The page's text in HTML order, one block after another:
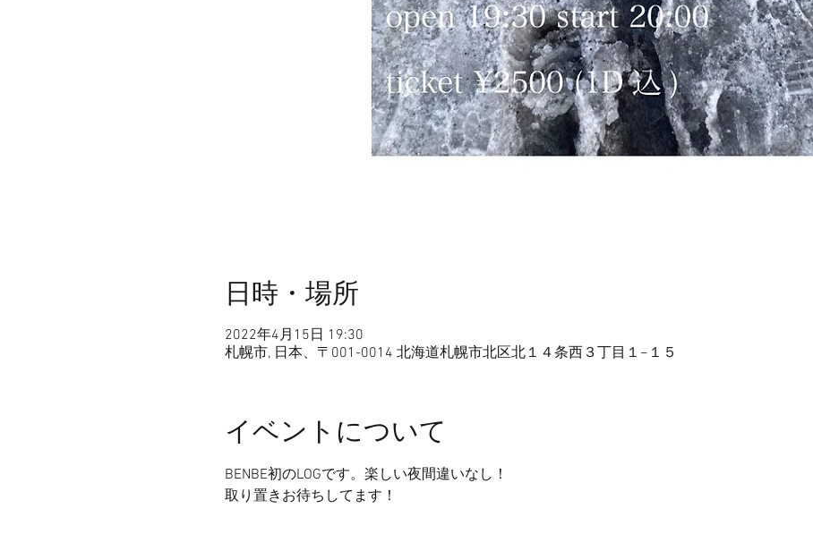
日時・場所
2022年4月15日 19:30
札幌市, 日本、〒001-0014 北海道札幌市北区北１４条西３丁目１−１５
イベントについて
BENBE初のLOGです。楽しい夜間違いなし！
取り置きお待ちしてます！